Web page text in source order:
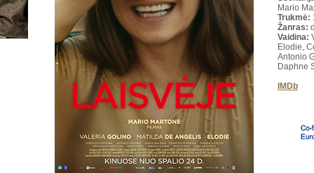
Mario
Trukmė:
Žanras:
Vaidina:
Elodie,
Antonio
Daphne
IMDb